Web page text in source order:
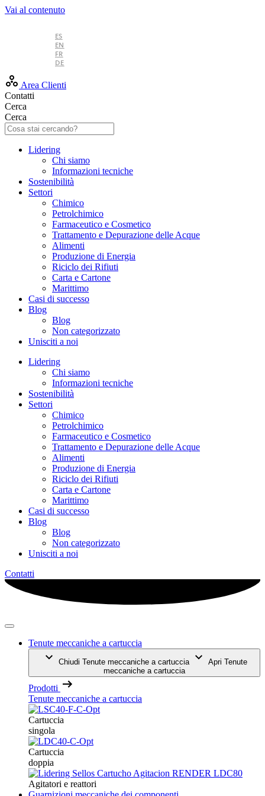
Vai al contenuto
ES
EN
FR
DE
Area Clienti
Contatti
Cerca
Cerca
Lidering
Chi siamo
Informazioni tecniche
Sostenibilità
Settori
Chimico
Petrolchimico
Farmaceutico e Cosmetico
Trattamento e Depurazione delle Acque
Alimenti
Produzione di Energia
Riciclo dei Rifiuti
Carta e Cartone
Marittimo
Casi di successo
Blog
Blog
Non categorizzato
Unisciti a noi
Lidering
Chi siamo
Informazioni tecniche
Sostenibilità
Settori
Chimico
Petrolchimico
Farmaceutico e Cosmetico
Trattamento e Depurazione delle Acque
Alimenti
Produzione di Energia
Riciclo dei Rifiuti
Carta e Cartone
Marittimo
Casi di successo
Blog
Blog
Non categorizzato
Unisciti a noi
Contatti
Tenute meccaniche a cartuccia
Chiudi Tenute meccaniche a cartuccia
Apri Tenute
meccaniche a cartuccia
Prodotti
Tenute meccaniche a cartuccia
Cartuccia
singola
Cartuccia
doppia
Agitatori e reattori